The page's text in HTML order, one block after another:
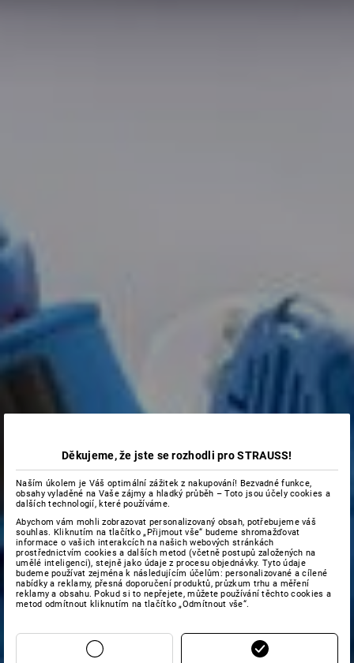
Děkujeme, že jste se rozhodli pro STRAUSS!
Naším úkolem je Váš optimální zážitek z nakupování! Bezvadné funkce,
obsahy vyladěné na Vaše zájmy a hladký průběh – Toto jsou účely cookies a
dalších technologií, které používáme.
Abychom vám mohli zobrazovat personalizovaný obsah, potřebujeme váš
souhlas. Kliknutím na tlačítko „Přijmout vše“ budeme shromažďovat
informace o vašich interakcích na našich webových stránkách
prostřednictvím cookies a dalších metod (včetně postupů založených na
umělé inteligenci), stejně jako údaje z procesu objednávky. Tyto údaje
budeme používat zejména k následujícím účelům: personalizované a cílené
nabídky a reklamy, přesná doporučení produktů, průzkum trhu a měření
reklamy a obsahu. Pokud si to nepřejete, můžete používání těchto cookies a
metod odmítnout kliknutím na tlačítko „Odmítnout vše“.